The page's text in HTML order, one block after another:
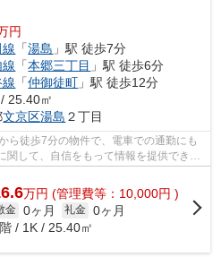
円
「湯島 」駅 徒歩7分
「本郷三丁目 」駅 徒歩6分
線 「仲御徒町 」駅 徒歩12分
25.40㎡
文京区湯島 ２丁目
ら徒歩7分の物件で、電車での通勤にも
関して、自信をもって情報を提供できる
ー...
万円 (管理費等：10,000円 )
金 0ヶ月 礼金 0ヶ月
/ 1K / 25.40㎡